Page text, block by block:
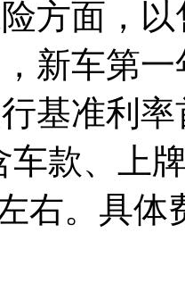
方面，
新车第
基准利
车款、上
右。具